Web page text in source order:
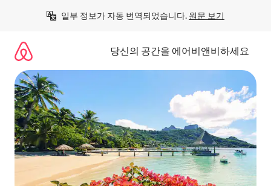
일부 정보가 자동 번역되었습니다. 원문 보기
당신의 공간을 에어비앤비하세요